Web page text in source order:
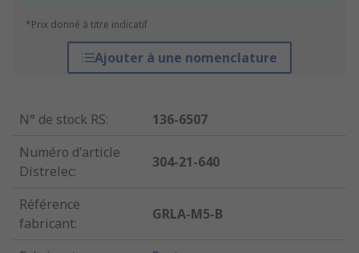
*Prix donné à titre indicatif
Ajouter à une nomenclature
N° de stock RS:
136-6507
Numéro d'article
Distrelec:
304-21-640
Référence
fabricant:
GRLA-M5-B